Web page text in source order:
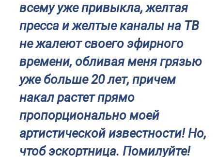
всему уже привыкла, желтая
пресса и желтые каналы на ТВ
не жалеют своего эфирного
времени, обливая меня грязью
уже больше 20 лет, причем
накал растет прямо
пропорционально моей
артистической известности! Но,
чтоб эскортница. Помилуйте!